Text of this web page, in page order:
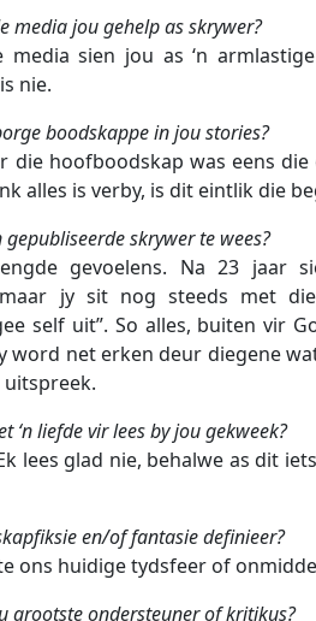
media jou gehelp as skrywer?
media sien jou as ‘n
nie.
boodskappe in jou stories?
die hoofboodskap was eens
alles is verby, is dit eintlik die
gepubliseerde skrywer te wees?
gevoelens. Na 23 jaar
jy sit nog steeds met
self uit”. So alles, buiten vir
word net erken deur diegene
‘n liefde vir lees by jou gekweek?
lees glad nie, behalwe as dit
en/of fantasie definieer?
ons huidige tydsfeer of
grootste ondersteuner of kritikus?